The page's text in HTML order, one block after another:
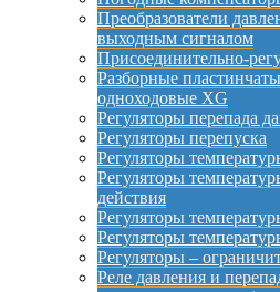
Преобразователи
выходным сигналом
Присоединительно-
Разборные
одноходовые XG
Регуляторы перепада
Регуляторы перепуска
Регуляторы
Регуляторы
действия
Регуляторы
Регуляторы
Регуляторы –
Реле давления и